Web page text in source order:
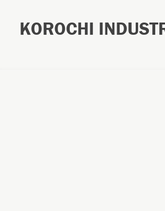
KOROCHI